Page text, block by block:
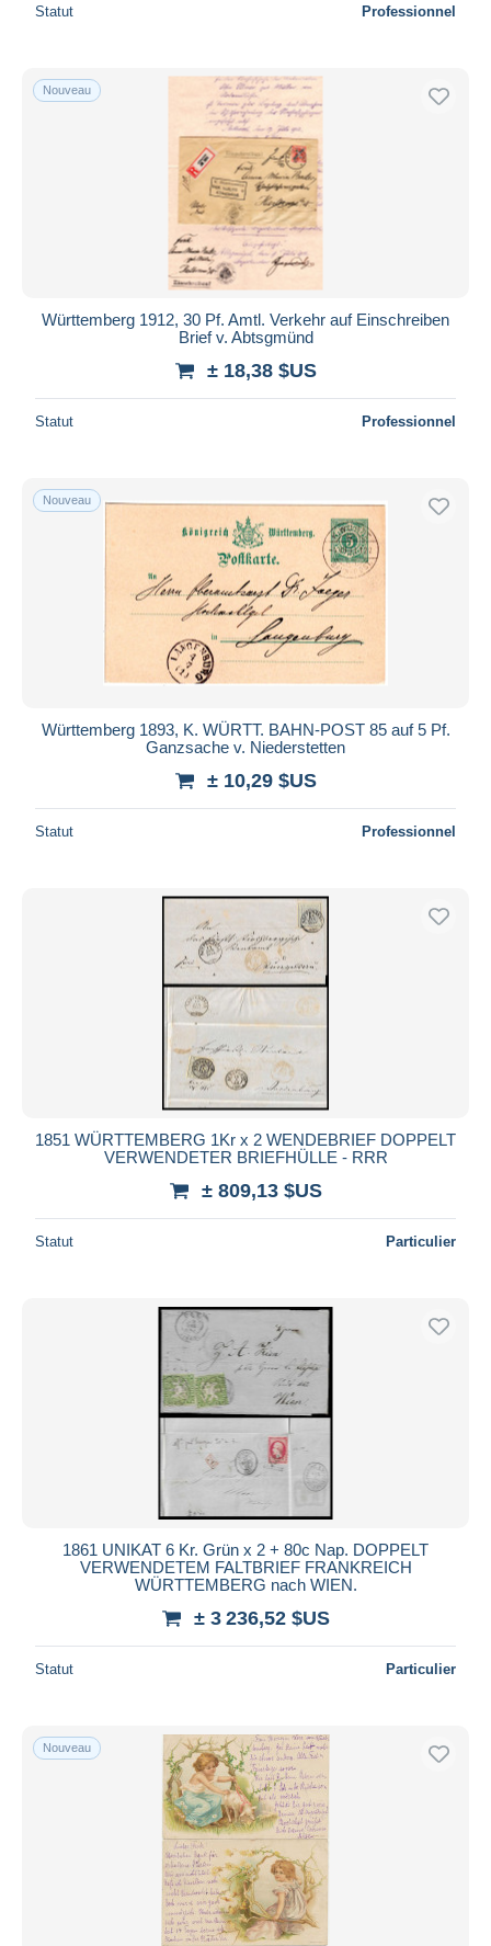
Statut Professionnel
Nouveau
Württemberg 1912, 30 Pf. Amtl. Verkehr auf Einschreiben
Brief v. Abtsgmünd
± 18,38 $US
Statut Professionnel
Nouveau
Württemberg 1893, K. WÜRTT. BAHN-POST 85 auf 5 Pf.
Ganzsache v. Niederstetten
± 10,29 $US
Statut Professionnel
1851 WÜRTTEMBERG 1Kr x 2 WENDEBRIEF DOPPELT
VERWENDETER BRIEFHÜLLE - RRR
± 809,13 $US
Statut Particulier
1861 UNIKAT 6 Kr. Grün x 2 + 80c Nap. DOPPELT
VERWENDETEM FALTBRIEF FRANKREICH
WÜRTTEMBERG nach WIEN.
± 3 236,52 $US
Statut Particulier
Nouveau